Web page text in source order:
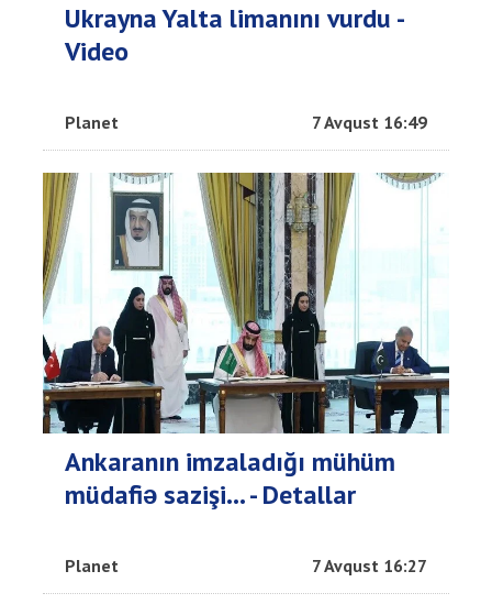
Ukrayna Yalta limanını vurdu -
Video
Planet 7 Avqust 16:49
Ankaranın imzaladığı mühüm
müdafiə sazişi... - Detallar
Planet 7 Avqust 16:27